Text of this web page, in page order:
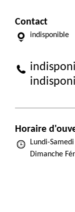
Contact
indisponible
Horaire
Lundi-Samedi
Dimanche